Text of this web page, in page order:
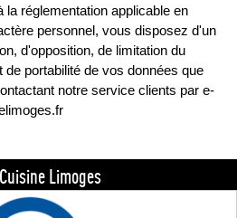
réglementation applicable en
personnel, vous disposez d'un
d'opposition, de limitation du
portabilité de vos données que
notre service clients par e-
Limoges